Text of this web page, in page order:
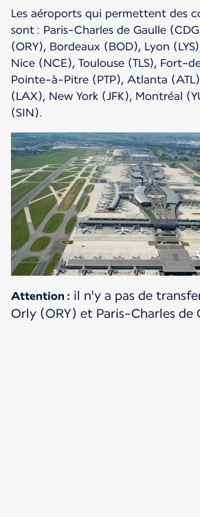
Les aéroports qui permettent des
sont : Paris-Charles de Gaulle
(ORY), Bordeaux (BOD), Lyon
Nice (NCE), Toulouse (TLS), Fort-
Pointe-à-Pitre (PTP), Atlanta
(LAX), New York (JFK), Montréal
(SIN).
Attention : il n'y a pas de
Orly (ORY) et Paris-Charles de